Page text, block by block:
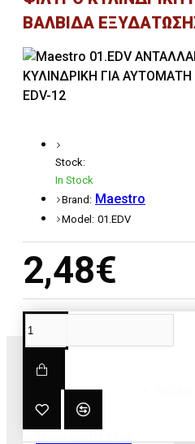
ΒΑΛΒΙΔΑ
2,48€
Stock:
In Stock
Brand: Maestro
Model: 01.EDV